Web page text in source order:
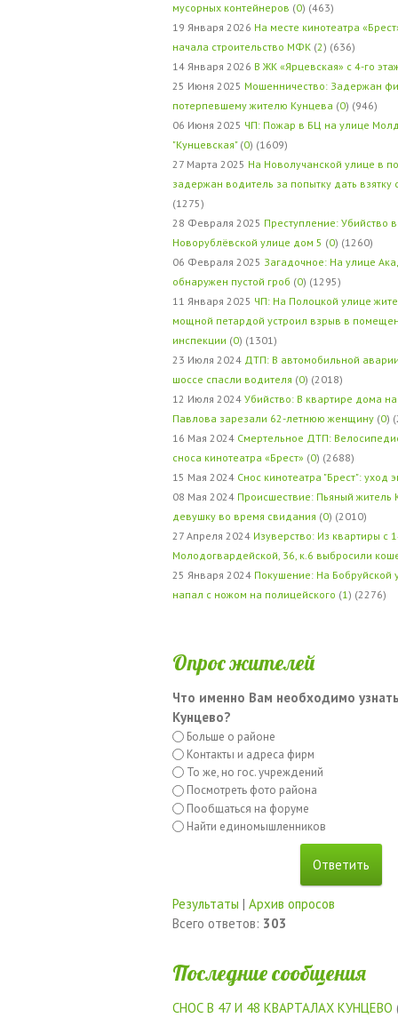
мусорных контейнеров (0) (463)
19 Января 2026 На месте кинотеатра
начала строительство МФК (2) (636)
14 Января 2026 В ЖК «Ярцевская» с 4-го
25 Июня 2025 Мошенничество: Задержан
потерпевшему жителю Кунцева (0) (946)
06 Июня 2025 ЧП: Пожар в БЦ на улице
"Кунцевская" (0) (1609)
27 Марта 2025 На Новолучанской улице в
задержан водитель за попытку дать
(1275)
28 Февраля 2025 Преступление: Убийство
Новорублёвской улице дом 5 (0) (1260)
06 Февраля 2025 Загадочное: На улице
обнаружен пустой гроб (0) (1295)
11 Января 2025 ЧП: На Полоцкой улице
мощной петардой устроил взрыв в
инспекции (0) (1301)
23 Июля 2024 ДТП: В автомобильной
шоссе спасли водителя (0) (2018)
12 Июля 2024 Убийство: В квартире дома
Павлова зарезали 62-летнюю женщину (0)
16 Мая 2024 Смертельное ДТП:
сноса кинотеатра «Брест» (0) (2688)
15 Мая 2024 Снос кинотеатра "Брест": уход
08 Мая 2024 Происшествие: Пьяный житель
девушку во время свидания (0) (2010)
27 Апреля 2024 Изуверство: Из квартиры с
Молодогвардейской, 36, к.6 выбросили
25 Января 2024 Покушение: На Бобруйской
напал с ножом на полицейского (1 ) (2276)
Опрос жителей
Что именно Вам необходимо
Кунцево?
Больше о районе
Контакты и адреса фирм
То же, но гос. учреждений
Посмотреть фото района
Пообщаться на форуме
Найти единомышленников
Результаты | Архив опросов
Всего ответов: 303
Последние сообщения
СНОС В 47 И 48 КВАРТАЛАХ КУНЦЕВО